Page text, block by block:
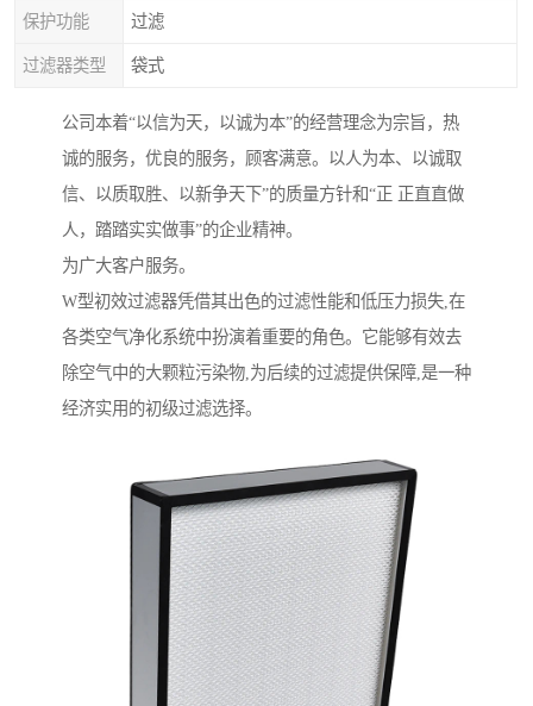
保护功能 过滤
过滤器类型 袋式
公司本着“以信为天，以诚为本”的经营理念为宗旨，热
诚的服务，优良的服务，顾客满意。以人为本、以诚取
信、以质取胜、以新争天下”的质量方针和“正 正直直做
人，踏踏实实做事”的企业精神。
为广大客户服务。
W型初效过滤器凭借其出色的过滤性能和低压力损失,在
各类空气净化系统中扮演着重要的角色。它能够有效去
除空气中的大颗粒污染物,为后续的过滤提供保障,是一种
经济实用的初级过滤选择。